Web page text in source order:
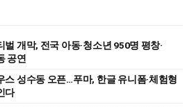
벌 개막, 전국 아동·청소년 950명 평창·
공연
스 성수동 오픈…푸마, 한글 유니폼·체험형
다